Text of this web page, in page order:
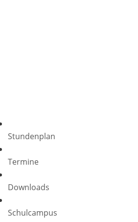
Stundenplan
Termine
Downloads
Schulcampus